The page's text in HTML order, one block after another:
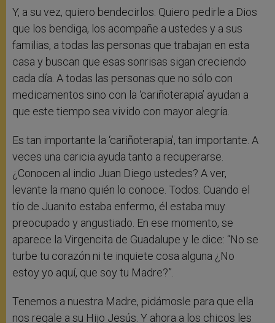
Y, a su vez, quiero bendecirlos. Quiero pedirle a Dios
que los bendiga, los acompañe a ustedes y a sus
familias, a todas las personas que trabajan en esta
casa y buscan que esas sonrisas sigan creciendo
cada día. A todas las personas que no sólo con
medicamentos sino con la ‘cariñoterapia’ ayudan a
que este tiempo sea vivido con mayor alegría.
Es tan importante la ‘cariñoterapia’, tan importante. A
veces una caricia ayuda tanto a recuperarse.
¿Conocen al indio Juan Diego ustedes? A ver,
levante la mano quién lo conoce. Todos. Cuando el
tío de Juanito estaba enfermo, él estaba muy
preocupado y angustiado. En ese momento, se
aparece la Virgencita de Guadalupe y le dice: “No se
turbe tu corazón ni te inquiete cosa alguna ¿No
estoy yo aquí, que soy tu Madre?”.
Tenemos a nuestra Madre, pidámosle para que ella
nos regale a su Hijo Jesús. Y ahora a los chicos les